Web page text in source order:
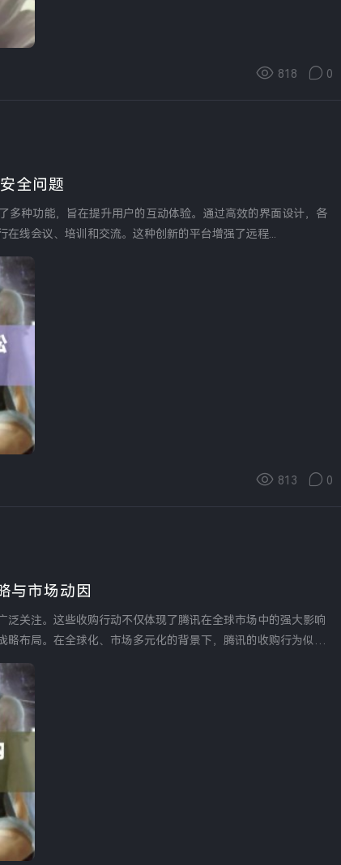
818 0
全问题
线会议、培训和交流。这种创新的平台增强了远程...
813 0
与市场动因
关注。这些收购行动不仅体现了腾讯在全球市场中的强大影响
布局。在全球化、市场多元化的背景下，腾讯的收购行为似乎